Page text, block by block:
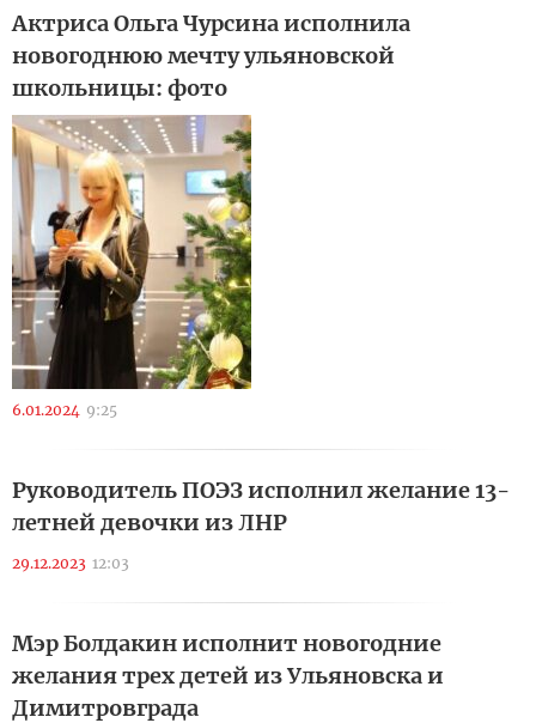
Актриса Ольга Чурсина исполнила
новогоднюю мечту ульяновской
школьницы: фото
6.01.2024 9:25
Руководитель ПОЭЗ исполнил желание 13-
летней девочки из ЛНР
29.12.2023 12:03
Мэр Болдакин исполнит новогодние
желания трех детей из Ульяновска и
Димитровграда